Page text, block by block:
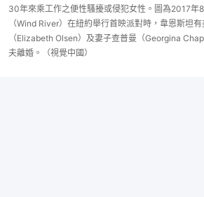
30年來乘工作之便性騷擾或侵犯女性。圖為2017年
（Wind River）在紐約舉行首映派對時，韋恩斯坦
（Elizabeth Olsen）及妻子查普曼（Georgina
夫離婚。（視覺中國）